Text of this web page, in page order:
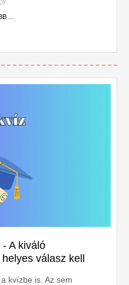
...
A kiváló
válasz kell
kvízbe is. Az sem